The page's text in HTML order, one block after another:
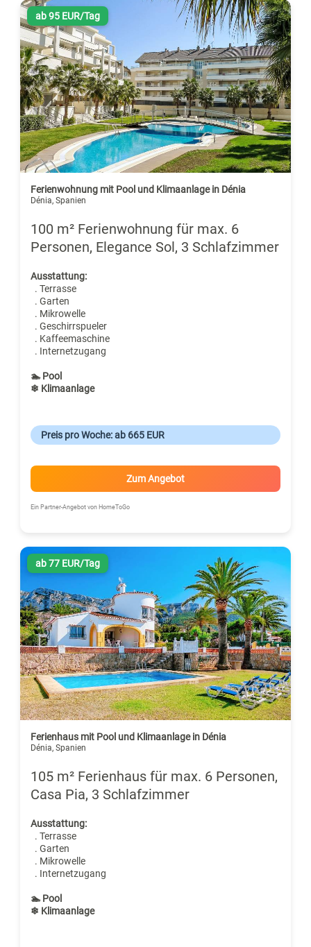
ab 95 EUR/Tag
Ferienwohnung mit Pool und Klimaanlage in Dénia
Dénia, Spanien
100 m² Ferienwohnung für max. 6
Personen, Elegance Sol, 3 Schlafzimmer
Ausstattung:
. Terrasse
. Garten
. Mikrowelle
. Geschirrspueler
. Kaffeemaschine
. Internetzugang
🏊 Pool
❄ Klimaanlage
Preis pro Woche: ab 665 EUR
Zum Angebot
Ein Partner-Angebot von HomeToGo
ab 77 EUR/Tag
Ferienhaus mit Pool und Klimaanlage in Dénia
Dénia, Spanien
105 m² Ferienhaus für max. 6 Personen,
Casa Pia, 3 Schlafzimmer
Ausstattung:
. Terrasse
. Garten
. Mikrowelle
. Internetzugang
🏊 Pool
❄ Klimaanlage